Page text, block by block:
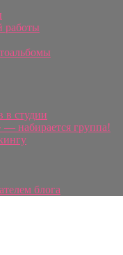
работы
в студии
— набирается группа!
блога